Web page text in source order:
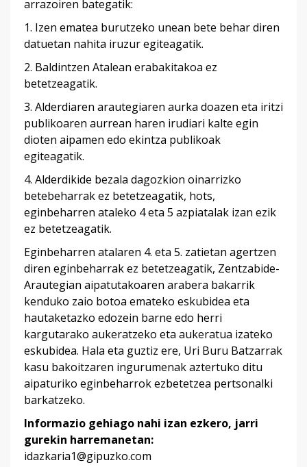
arrazoiren bategatik:
1. Izen ematea burutzeko unean bete behar diren
datuetan nahita iruzur egiteagatik.
2. Baldintzen Atalean erabakitakoa ez
betetzeagatik.
3. Alderdiaren arautegiaren aurka doazen eta iritzi
publikoaren aurrean haren irudiari kalte egin
dioten aipamen edo ekintza publikoak
egiteagatik.
4. Alderdikide bezala dagozkion oinarrizko
betebeharrak ez betetzeagatik, hots,
eginbeharren ataleko 4 eta 5 azpiatalak izan ezik
ez betetzeagatik.
Eginbeharren atalaren 4. eta 5. zatietan agertzen
diren eginbeharrak ez betetzeagatik, Zentzabide-
Arautegian aipatutakoaren arabera bakarrik
kenduko zaio botoa emateko eskubidea eta
hautaketazko edozein barne edo herri
kargutarako aukeratzeko eta aukeratua izateko
eskubidea. Hala eta guztiz ere, Uri Buru Batzarrak
kasu bakoitzaren ingurumenak aztertuko ditu
aipaturiko eginbeharrok ezbetetzea pertsonalki
barkatzeko.
Informazio gehiago nahi izan ezkero, jarri
gurekin harremanetan:
idazkaria1@gipuzko.com